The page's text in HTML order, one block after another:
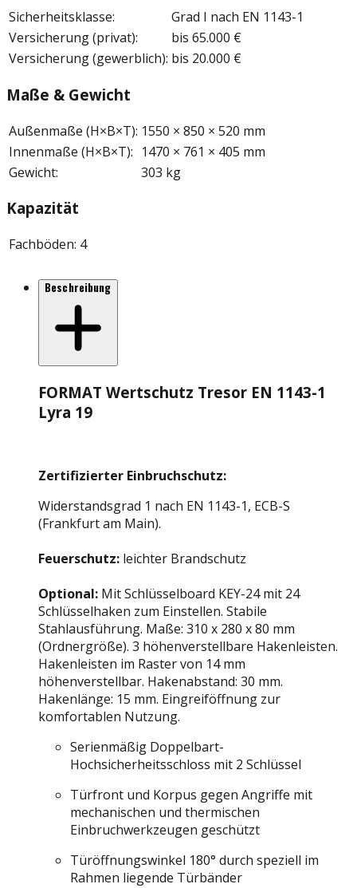
Sicherheitsklasse:
Grad I nach EN 1143-1
Versicherung (privat):
bis 65.000 €
Versicherung (gewerblich): bis 20.000 €
Maße & Gewicht
Außenmaße (H×B×T): 1550 × 850 × 520 mm
Innenmaße (H×B×T): 1470 × 761 × 405 mm
Gewicht: 303 kg
Kapazität
Fachböden: 4
Beschreibung
FORMAT Wertschutz Tresor EN 1143-1
Lyra 19
Zertifizierter Einbruchschutz:
Widerstandsgrad 1 nach EN 1143-1, ECB-S
(Frankfurt am Main).
Feuerschutz: leichter Brandschutz
Optional: Mit Schlüsselboard KEY-24 mit 24
Schlüsselhaken zum Einstellen. Stabile
Stahlausführung. Maße: 310 x 280 x 80 mm
(Ordnergröße). 3 höhenverstellbare Hakenleisten.
Hakenleisten im Raster von 14 mm
höhenverstellbar. Hakenabstand: 30 mm.
Hakenlänge: 15 mm. Eingreiföffnung zur
komfortablen Nutzung.
Serienmäßig Doppelbart-
Hochsicherheitsschloss mit 2 Schlüssel
Türfront und Korpus gegen Angriffe mit
mechanischen und thermischen
Einbruchwerkzeugen geschützt
Türöffnungswinkel 180° durch speziell im
Rahmen liegende Türbänder